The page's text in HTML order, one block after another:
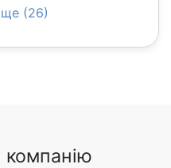
(26)
компанію